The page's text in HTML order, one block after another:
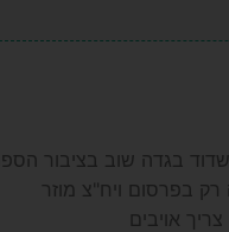
בגדה שוב בציבור
רק בפרסום ויח"צ מוזר
אויבים